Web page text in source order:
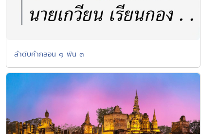
ลำดับคำกลอน ๑ พัน ๓